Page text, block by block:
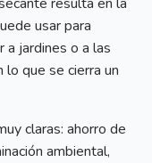
usar para
a jardines o a las
lo que se cierra un
claras: ahorro de
ambiental,